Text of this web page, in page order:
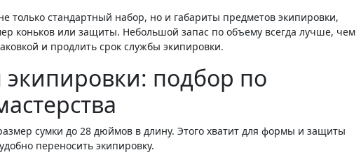
только стандартный набор, но и габариты предметов экипировки,
коньков или защиты. Небольшой запас по объему всегда лучше, чем
и продлить срок службы экипировки.
экипировки: подбор по
сумки до 28 дюймов в длину. Этого хватит для формы и защиты
переносить экипировку.